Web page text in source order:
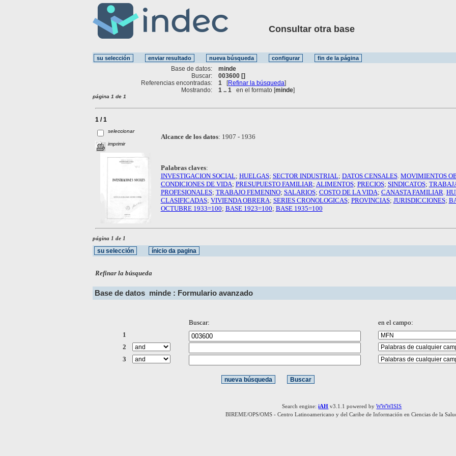
Consultar otra base
Base de datos:
minde
Buscar:
003600 []
Referencias encontradas:
1 [Refinar la búsqueda]
Mostrando:
1 .. 1 en el formato [minde]
página 1 de 1
1 / 1
seleccionar
imprimir
Alcance de los datos: 1907 - 1936
Palabras claves:
INVESTIGACION SOCIAL; HUELGAS; SECTOR INDUSTRIAL; DATOS CENSALES. MOVIMIENTOS
CONDICIONES DE VIDA; PRESUPUESTO FAMILIAR; ALIMENTOS; PRECIOS; SINDICATOS;
PROFESIONALES; TRABAJO FEMENINO; SALARIOS; COSTO DE LA VIDA; CANASTA FAMILIAR
CLASIFICADAS; VIVIENDA OBRERA; SERIES CRONOLOGICAS; PROVINCIAS; JURISDICCIONES;
OCTUBRE 1933=100; BASE 1923=100; BASE 1935=100
página 1 de 1
Refinar la búsqueda
Base de datos minde : Formulario avanzado
Buscar:
en el campo:
1
2
3
Search engine:iAH v3.1.1 powered byWWWISIS
BIREME/OPS/OMS - Centro Latinoamericano y del Caribe de Información en Ciencias de la